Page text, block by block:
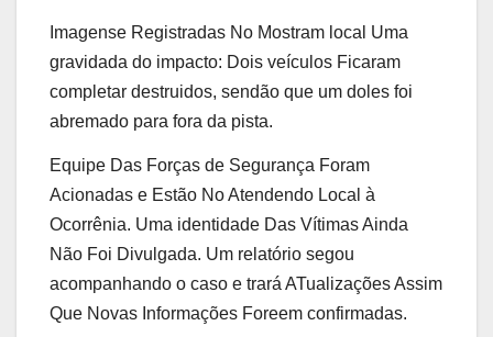
Imagense Registradas No Mostram local Uma
gravidada do impacto: Dois veículos Ficaram
completar destruidos, sendão que um doles foi
abremado para fora da pista.
Equipe Das Forças de Segurança Foram
Acionadas e Estão No Atendendo Local à
Ocorrênia. Uma identidade Das Vítimas Ainda
Não Foi Divulgada. Um relatório segou
acompanhando o caso e trará ATualizações Assim
Que Novas Informações Foreem confirmadas.